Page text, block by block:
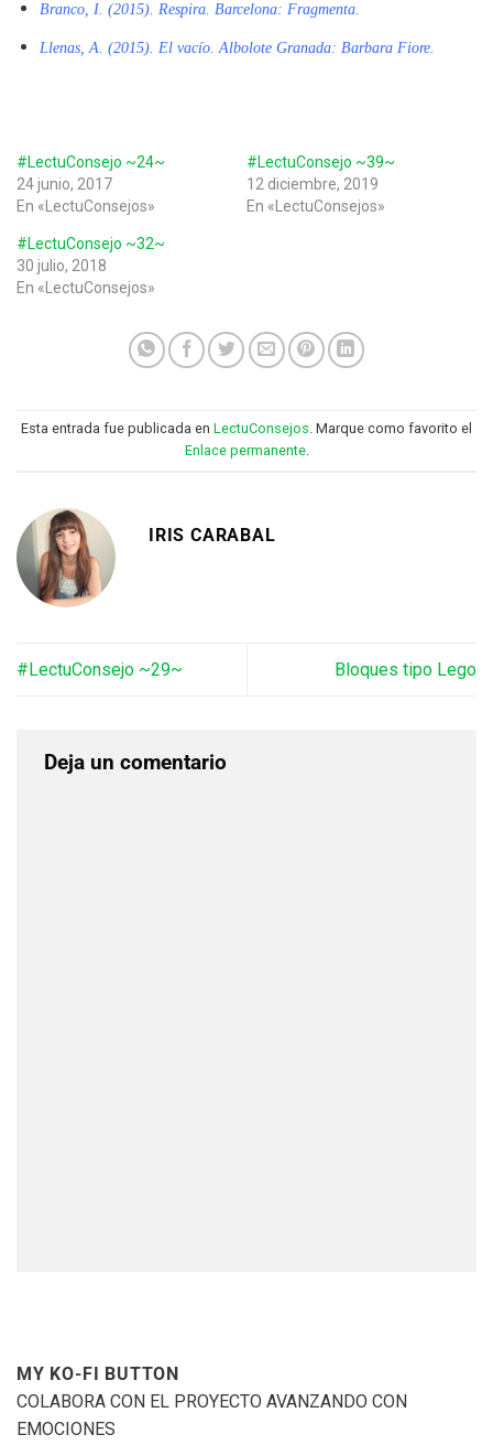
Branco, I. (2015). Respira. Barcelona: Fragmenta.
Llenas, A. (2015). El vacío. Albolote Granada: Barbara Fiore.
#LectuConsejo ~24~
24 junio, 2017
En «LectuConsejos»
#LectuConsejo ~39~
12 diciembre, 2019
En «LectuConsejos»
#LectuConsejo ~32~
30 julio, 2018
En «LectuConsejos»
Esta entrada fue publicada en LectuConsejos . Marque como favorito el
Enlace permanente.
IRIS CARABAL
#LectuConsejo ~29~ Bloques tipo Lego
Deja un comentario
MY KO-FI BUTTON
COLABORA CON EL PROYECTO AVANZANDO CON
EMOCIONES